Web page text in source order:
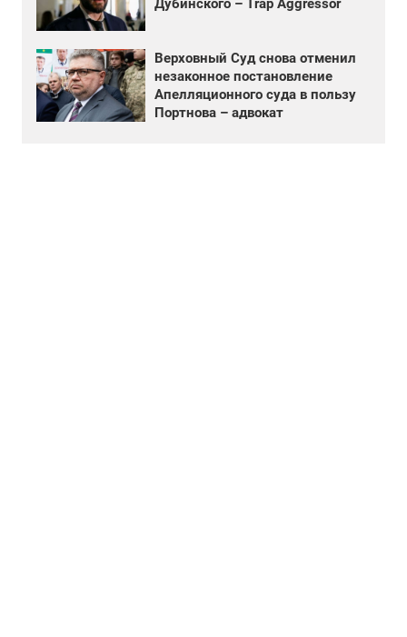
Дубинского – Trap Aggressor
Верховный Суд снова отменил
незаконное постановление
Апелляционного суда в пользу
Портнова – адвокат